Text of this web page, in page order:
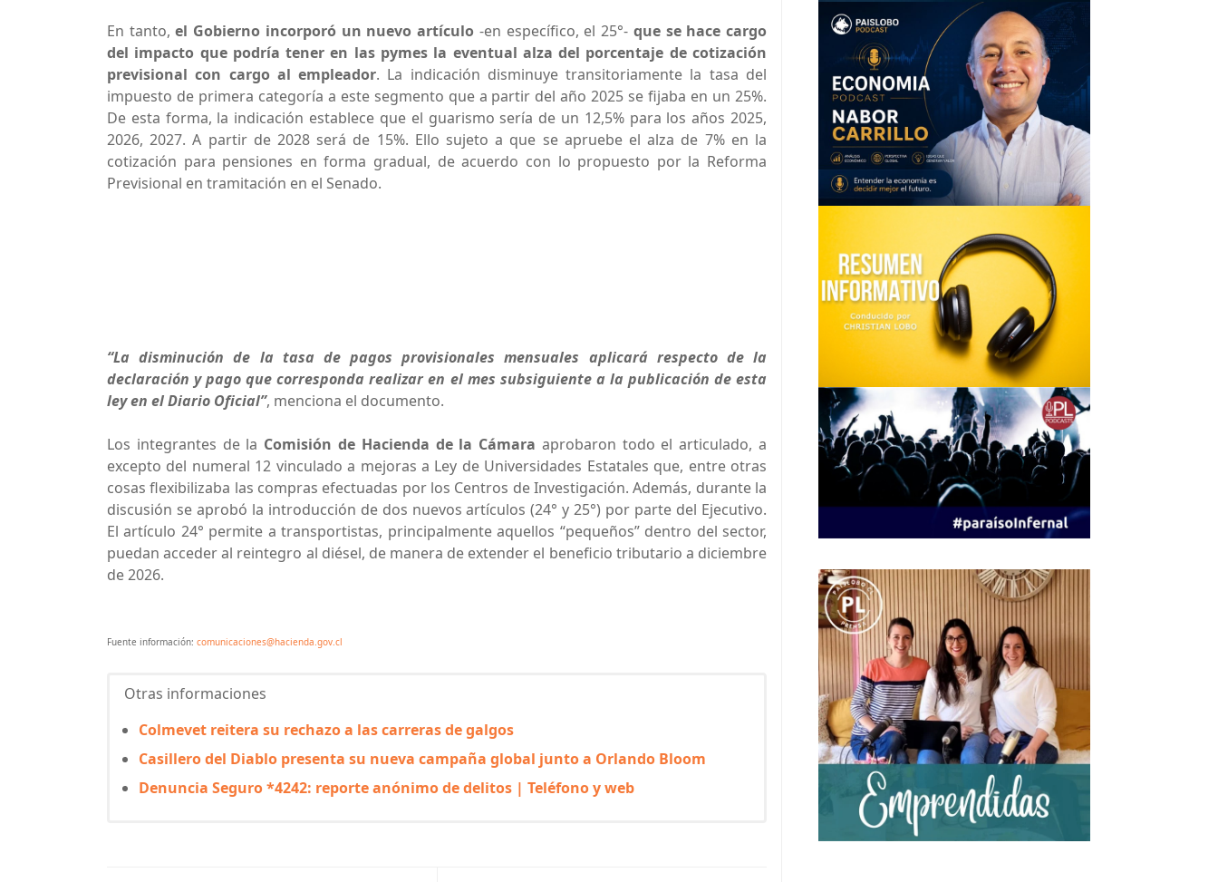
En tanto,el Gobierno incorporó un nuevo artículo -en específico, el 25°- que se hace cargo
del impacto que podría tener en las pymes la eventual alza del porcentaje de cotización
previsional con cargo al empleador. La indicación disminuye transitoriamente la tasa del
impuesto de primera categoría a este segmento que a partir del año 2025 se fijaba en un 25%.
De esta forma, la indicación establece que el guarismo sería de un 12,5% para los años 2025,
2026, 2027. A partir de 2028 será de 15%. Ello sujeto a que se apruebe el alza de 7% en la
cotización para pensiones en forma gradual, de acuerdo con lo propuesto por la Reforma
Previsional en tramitación en el Senado.
“La disminución de la tasa de pagos provisionales mensuales aplicará respecto de la
declaración y pago que corresponda realizar en el mes subsiguiente a la publicación de esta
ley en el Diario Oficial”, menciona el documento.
Los integrantes de la Comisión de Hacienda de la Cámara aprobaron todo el articulado, a
excepto del numeral 12 vinculado a mejoras a Ley de Universidades Estatales que, entre otras
cosas flexibilizaba las compras efectuadas por los Centros de Investigación. Además, durante la
discusión se aprobó la introducción de dos nuevos artículos (24° y 25°) por parte del Ejecutivo.
El artículo 24° permite a transportistas, principalmente aquellos “pequeños” dentro del sector,
puedan acceder al reintegro al diésel, de manera de extender el beneficio tributario a diciembre
de 2026.
Fuente información: comunicaciones@hacienda.gov.cl
Otras informaciones
Colmevet reitera su rechazo a las carreras de galgos
Casillero del Diablo presenta su nueva campaña global junto a Orlando Bloom
Denuncia Seguro *4242: reporte anónimo de delitos | Teléfono y web